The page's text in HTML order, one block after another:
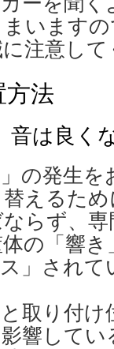
います
注意し
法
音は良く
の発生
えるた
らず、
の「響
」され
取り付け
響して